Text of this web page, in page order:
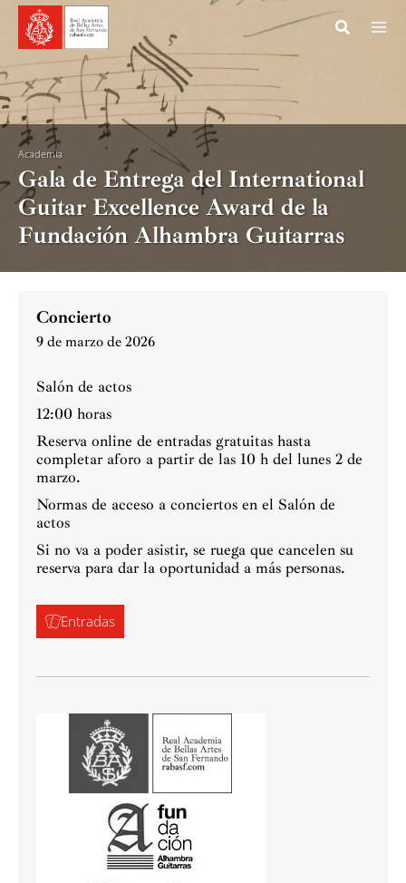
Academia
Gala de Entrega del International
Guitar Excellence Award de la
Fundación Alhambra Guitarras
Concierto
9 de marzo de 2026
Salón de actos
12:00 horas
Reserva online de entradas gratuitas hasta
completar aforo a partir de las 10 h del lunes 2 de
marzo.
Normas de acceso a conciertos en el Salón de
actos
Si no va a poder asistir, se ruega que cancelen su
reserva para dar la oportunidad a más personas.
Entradas